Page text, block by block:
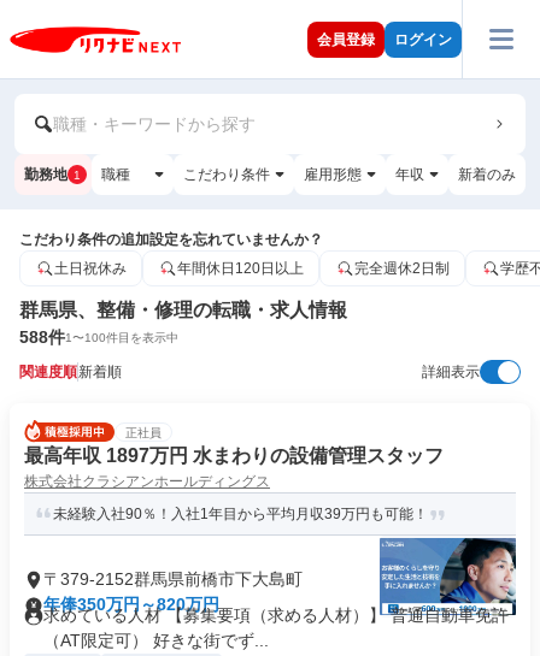
会員登録 ログイン
職種・キーワードから探す
勤務地 1 職種 こだわり条件 雇用形態 年収 新着のみ
こだわり条件の追加設定を忘れていませんか？
土日祝休み
年間休日120日以上 完全週休2日制 学歴
群馬県、整備・修理の転職・求人情報
588件1〜100件目を表示中
関連度順新着順 詳細表示
正社員
最高年収 1897万円 水まわりの設備管理スタッフ
株式会社クラシアンホールディングス
未経験入社90％！入社1年目から平均月収39万円も可能！
〒379-2152群馬県前橋市下大島町
年俸350万円～820万円
求めている人材 【募集要項（求める人材）】 普通自動車免許
（AT限定可） 好きな街でず...